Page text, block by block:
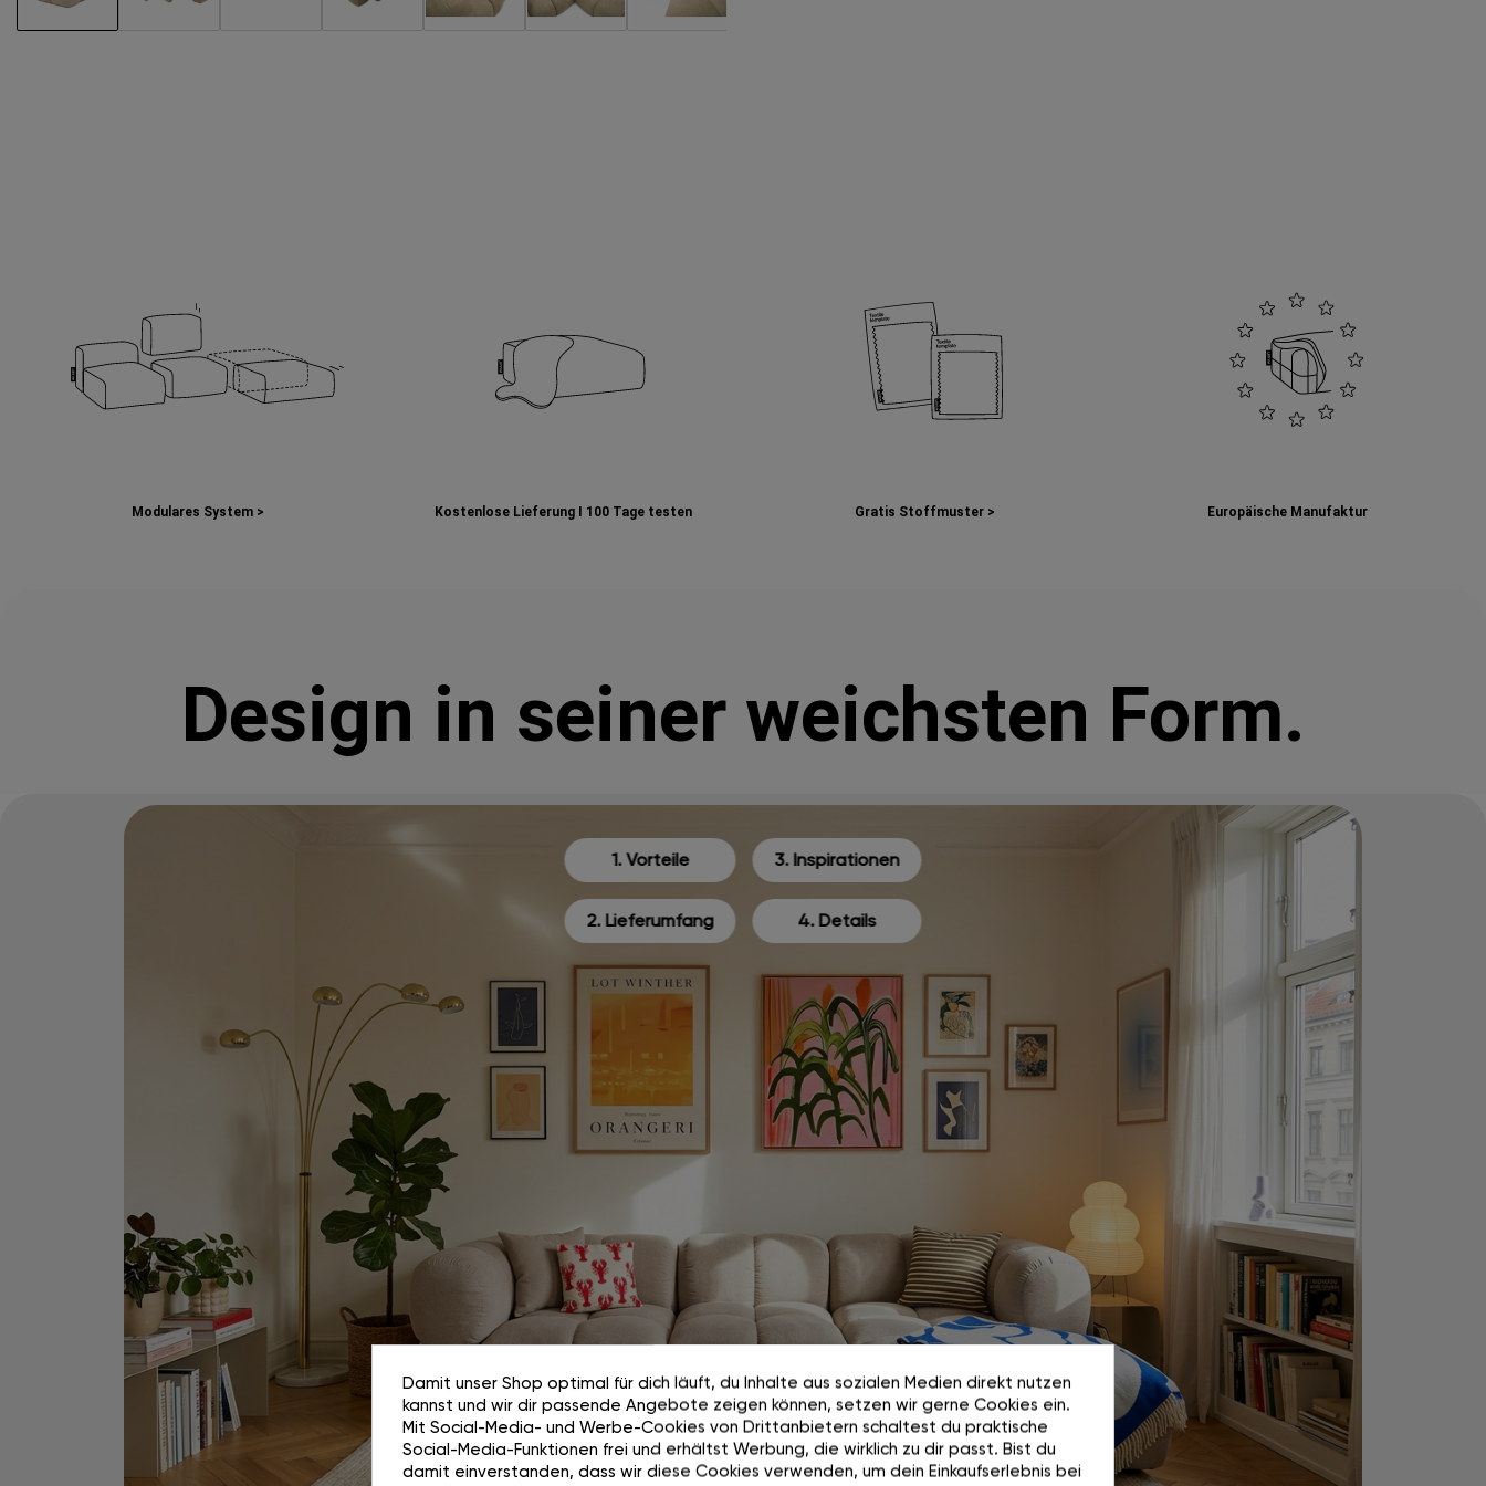
Modulares System > Kostenlose Lieferung I 100 Tage testen Gratis Stoffmuster > Europäische Manufaktur
Design in seiner weichsten Form.
1. Vorteile 3. Inspirationen
2. Lieferumfang 4. Details
Wie auf Wolken.
Damit unser Shop optimal für dich läuft, du Inhalte aus sozialen Medien direkt nutzen
kannst und wir dir passende Angebote zeigen können, setzen wir gerne Cookies ein.
Mit Social-Media- und Werbe-Cookies von Drittanbietern schaltest du praktische
Social-Media-Funktionen frei und erhältst Werbung, die wirklich zu dir passt. Bist du
damit einverstanden, dass wir diese Cookies verwenden, um dein Einkaufserlebnis bei